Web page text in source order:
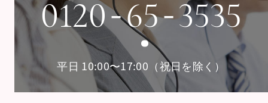
0120-65-3535
平日 10:00〜17:00（祝日を除く）